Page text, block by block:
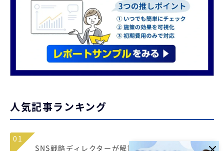
人気記事ランキング
01
SNS戦略ディレクターが解説！効果を上げる「SNS